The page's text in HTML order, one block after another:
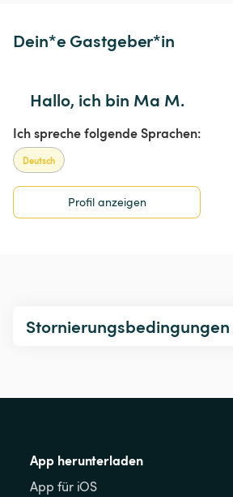
Dein*e Gastgeber*in
Hallo, ich bin Ma M.
Ich spreche folgende Sprachen:
Deutsch
Profil anzeigen
Stornierungsbedingungen
App herunterladen
App für iOS